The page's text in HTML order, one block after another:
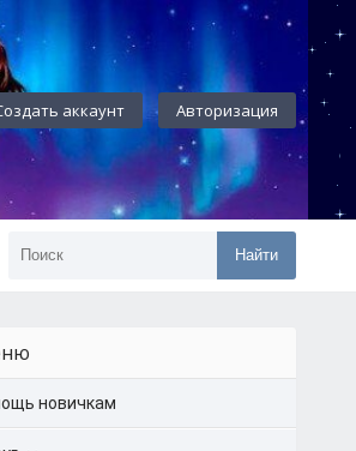
аккаунт Авторизация
Найти
новичкам